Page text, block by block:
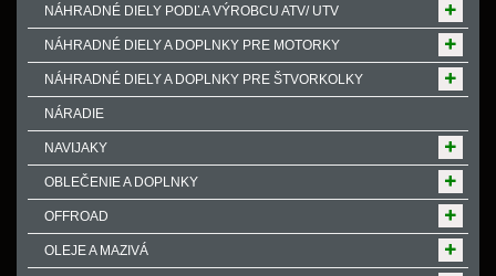
NÁHRADNÉ DIELY PODĽA VÝROBCU ATV/ UTV
NÁHRADNÉ DIELY A DOPLNKY PRE MOTORKY
NÁHRADNÉ DIELY A DOPLNKY PRE ŠTVORKOLKY
NÁRADIE
NAVIJAKY
OBLEČENIE A DOPLNKY
OFFROAD
OLEJE A MAZIVÁ